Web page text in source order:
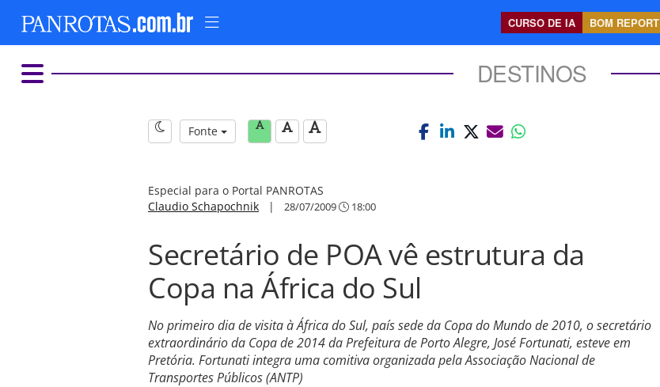
CURSO DE IA BOM REPORT
DESTINOS
Fonte
Especial para o Portal PANROTAS
Claudio Schapochnik | 28/07/2009 18:00
Secretário de POA vê estrutura da
Copa na África do Sul
No primeiro dia de visita à África do Sul, país sede da Copa do Mundo de 2010, o secretário
extraordinário da Copa de 2014 da Prefeitura de Porto Alegre, José Fortunati, esteve em
Pretória. Fortunati integra uma comitiva organizada pela Associação Nacional de
Transportes Públicos (ANTP)